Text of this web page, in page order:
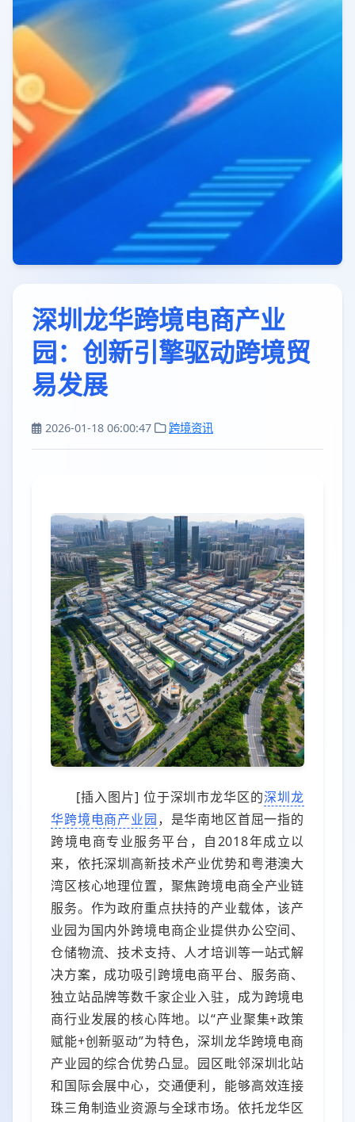
深圳龙华跨境电商产业
园：创新引擎驱动跨境贸
易发展
2026-01-18 06:00:47 跨境资讯
[插入图片] 位于深圳市龙华区的深圳龙
华跨境电商产业园，是华南地区首屈一指的
跨境电商专业服务平台，自2018年成立以
来，依托深圳高新技术产业优势和粤港澳大
湾区核心地理位置，聚焦跨境电商全产业链
服务。作为政府重点扶持的产业载体，该产
业园为国内外跨境电商企业提供办公空间、
仓储物流、技术支持、人才培训等一站式解
决方案，成功吸引跨境电商平台、服务商、
独立站品牌等数千家企业入驻，成为跨境电
商行业发展的核心阵地。以“产业聚集+政策
赋能+创新驱动”为特色，深圳龙华跨境电商
产业园的综合优势凸显。园区毗邻深圳北站
和国际会展中心，交通便利，能够高效连接
珠三角制造业资源与全球市场。依托龙华区